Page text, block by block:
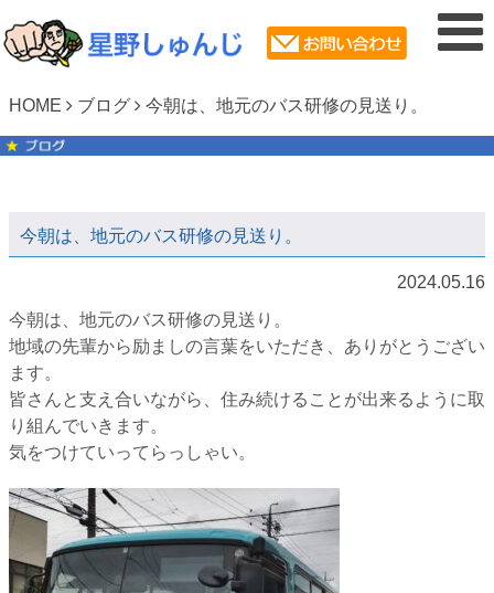
HOME ブログ 今朝は、地元のバス研修の見送り。
今朝は、地元のバス研修の見送り。
2024.05.16
今朝は、地元のバス研修の見送り。
地域の先輩から励ましの言葉をいただき、ありがとうござい
ます。
皆さんと支え合いながら、住み続けることが出来るように取
り組んでいきます。
気をつけていってらっしゃい。